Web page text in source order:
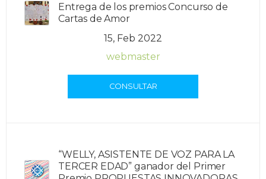
Entrega de los premios Concurso de
Cartas de Amor
15, Feb 2022
webmaster
CONSULTAR
“WELLY, ASISTENTE DE VOZ PARA LA
TERCER EDAD” ganador del Primer